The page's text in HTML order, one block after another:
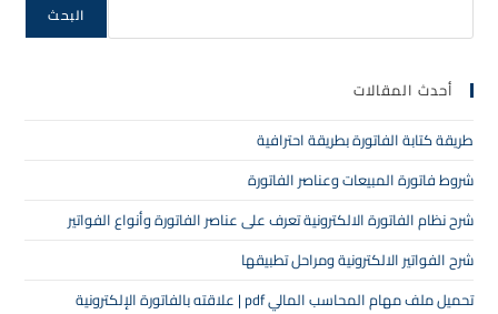
البحث
أحدث المقالات
طريقة كتابة الفاتورة بطريقة احترافية
شروط فاتورة المبيعات وعناصر الفاتورة
شرح نظام الفاتورة الالكترونية تعرف على عناصر الفاتورة وأنواع الفواتير
شرح الفواتير الالكترونية ومراحل تطبيقها
تحميل ملف مهام المحاسب المالي pdf | علاقته بالفاتورة الإلكترونية